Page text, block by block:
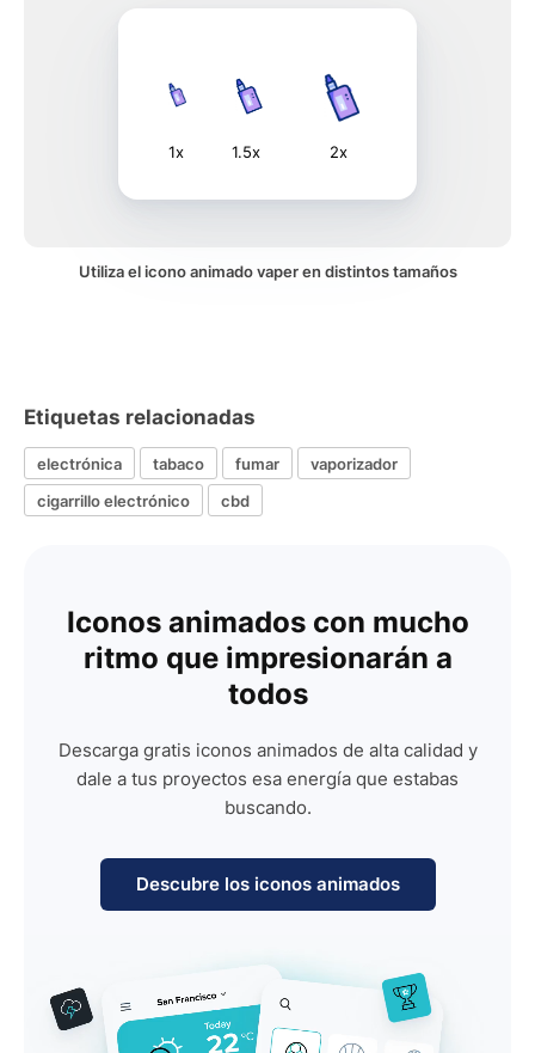
1x 1.5x 2x
Utiliza el icono animado vaper en distintos tamaños
Etiquetas relacionadas
electrónica tabaco fumar
vaporizador
cigarrillo electrónico
cbd
Iconos animados con mucho
ritmo que impresionarán a
todos
Descarga gratis iconos animados de alta calidad y
dale a tus proyectos esa energía que estabas
buscando.
Descubre los iconos animados